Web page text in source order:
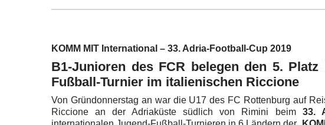
KOMM MIT International – 33. Adria-Football-Cup 2019
B1-Junioren des FCR belegen den 5.
Fußball-Turnier im italienischen Riccione
Von Gründonnerstag an war die U17 des FC Rottenburg auf
Riccione an der Adriaküste südlich von Rimini beim 33.